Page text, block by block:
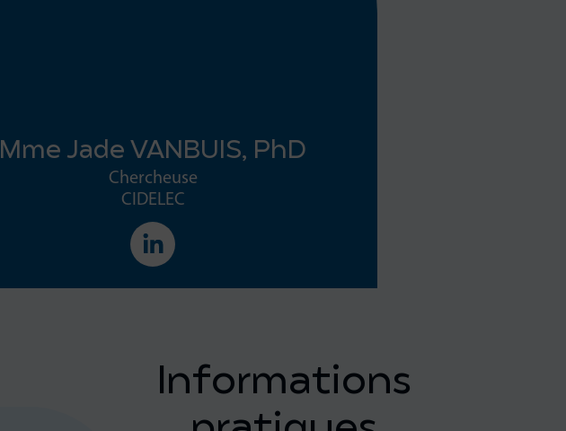
Mme Jade VANBUIS, PhD
Chercheuse
CIDELEC
Informations